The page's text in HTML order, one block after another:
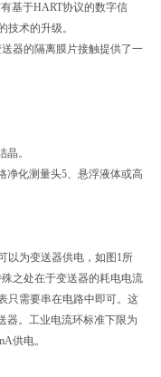
基于HART协议的数字信
术的升级。
器的隔离膜片接触提供了一
。
化测量头5、悬浮液体或高
为变送器供电，如图1所
之处在于变送器的耗电电流
只需要串在电路中即可。这
器。工业电流环标准下限为
供电。